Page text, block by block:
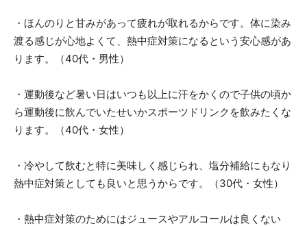
・ほんのりと甘みがあって疲れが取れるからです。体に染み
渡る感じが心地よくて、熱中症対策になるという安心感があ
ります。（40代・男性）
・運動後など暑い日はいつも以上に汗をかくので子供の頃か
ら運動後に飲んでいたせいかスポーツドリンクを飲みたくな
ります。（40代・女性）
・冷やして飲むと特に美味しく感じられ、塩分補給にもなり
熱中症対策としても良いと思うからです。（30代・女性）
・熱中症対策のためにはジュースやアルコールは良くない